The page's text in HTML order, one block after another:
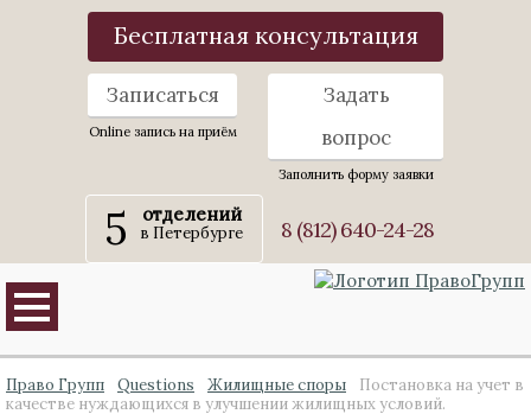
Бесплатная консультация
Записаться
Online запись на приём
Задать
вопрос
Заполнить форму заявки
5 отделений
в Петербурге 8 (812) 640-24-28
Право Групп Questions Жилищные споры
Постановка на учет в
качестве нуждающихся в улучшении жилищных условий.